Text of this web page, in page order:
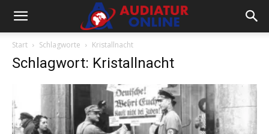
Start Schlagworte Kristallnacht
Schlagwort: Kristallnacht